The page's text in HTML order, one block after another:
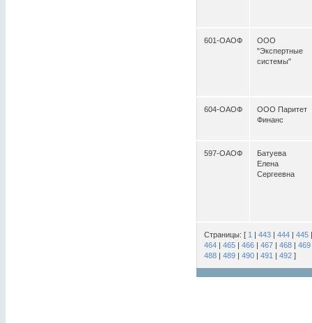
601-ОАОФ
ООО
"Экспертные
системы"
604-ОАОФ
ООО Паритет
Финанс
597-ОАОФ
Батуева
Елена
Сергеевна
Страницы: [ 1 | 443 | 444 | 445
464 | 465 | 466 | 467 | 468 | 469
488 | 489 | 490 | 491 | 492 ]